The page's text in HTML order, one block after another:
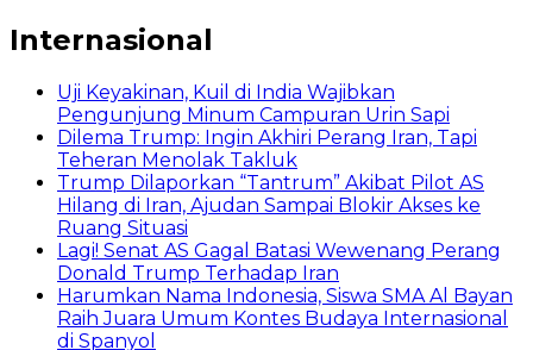
Internasional
Uji Keyakinan, Kuil di India Wajibkan
Pengunjung Minum Campuran Urin Sapi
Dilema Trump: Ingin Akhiri Perang Iran, Tapi
Teheran Menolak Takluk
Trump Dilaporkan “Tantrum” Akibat Pilot AS
Hilang di Iran, Ajudan Sampai Blokir Akses ke
Ruang Situasi
Lagi! Senat AS Gagal Batasi Wewenang Perang
Donald Trump Terhadap Iran
Harumkan Nama Indonesia, Siswa SMA Al Bayan
Raih Juara Umum Kontes Budaya Internasional
di Spanyol